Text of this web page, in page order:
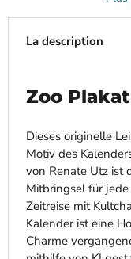
La description
Zoo Plakat
Dieses originelle
Motiv des
von Renate Utz ist
Mitbringsel für
Zeitreise mit
Kalender ist eine
Charme